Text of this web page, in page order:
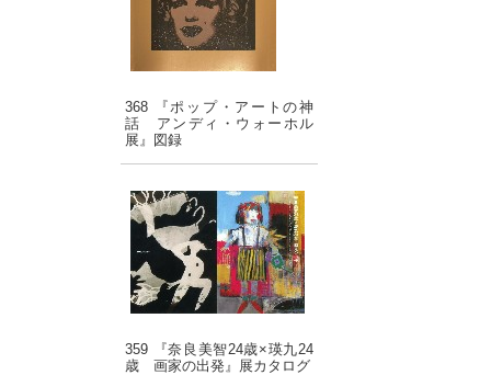
368 『ポップ・アートの神
話 アンディ・ウォーホル
展』図録
359 『奈良美智24歳×瑛九24
歳 画家の出発』展カタログ